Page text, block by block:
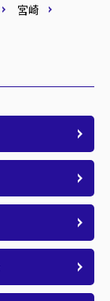
宮崎